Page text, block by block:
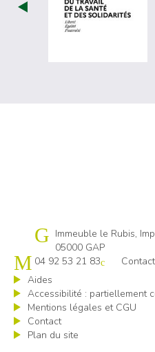
Cap emploi 05
Immeuble le Rubis,
05000 GAP
04 92 53 21 83
Aides
Accessibilité : partiellement
Mentions légales et CGU
Contact
Plan du site